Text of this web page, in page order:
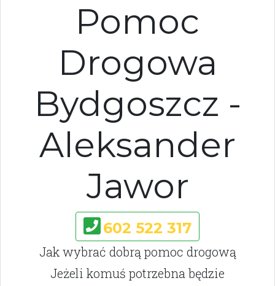
Pomoc
Drogowa
Bydgoszcz -
Aleksander
Jawor
602 522 317
Jak wybrać dobrą pomoc drogową
Jeżeli komuś potrzebna będzie